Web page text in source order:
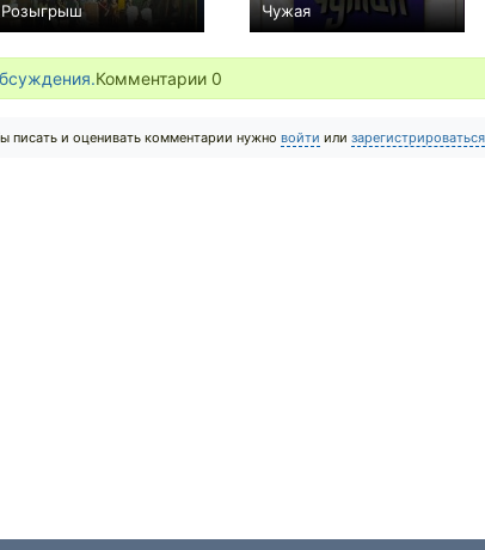
Розыгрыш
+2
Чужая
−1
Комментарии 0
писать и оценивать комментарии нужно войти или зарегистрироваться